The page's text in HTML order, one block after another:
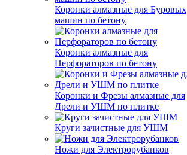
Коронки алмазные для Буровых
машин по бетону
Коронки алмазные для
Перфораторов по бетону
Коронки и Фрезы алмазные для
Дрели и УШМ по плитке
Круги зачистные для УШМ
Ножи для Электрорубанков